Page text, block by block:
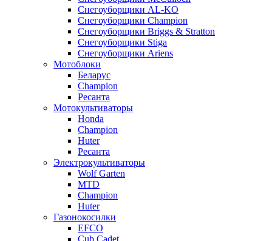
Снегоуборщики AL-KO
Снегоуборщики Champion
Снегоуборщики Briggs & Stratton
Снегоуборщики Stiga
Снегоуборщики Ariens
Мотоблоки
Беларус
Champion
Ресанта
Мотокультиваторы
Honda
Champion
Huter
Ресанта
Электрокультиваторы
Wolf Garten
MTD
Champion
Huter
Газонокосилки
EFCO
Cub Cadet